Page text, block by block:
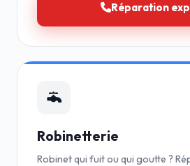
Réparation
Robinetterie
Robinet qui fuit ou qui goutte ?